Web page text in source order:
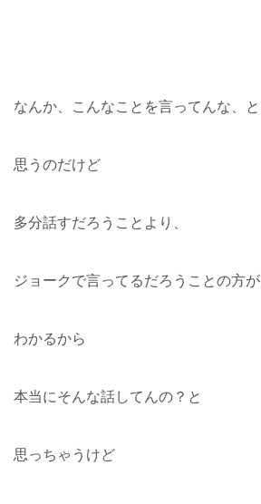
なんか、こんなことを言ってんな、と
思うのだけど
多分話すだろうことより、
ジョークで言ってるだろうことの方が
わかるから
本当にそんな話してんの？と
思っちゃうけど